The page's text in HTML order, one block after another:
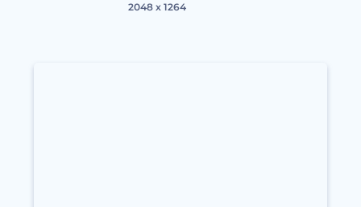
2048 x 1264